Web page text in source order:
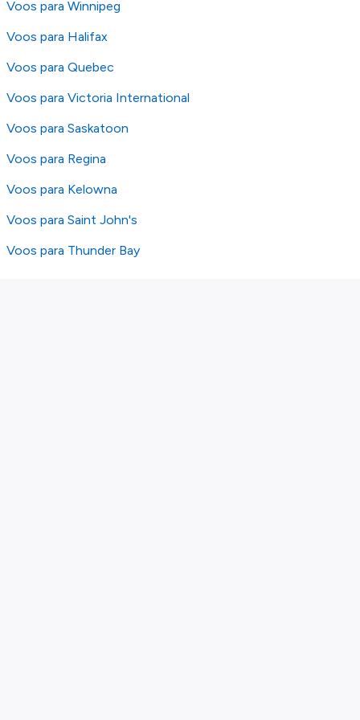
Voos para Winnipeg
Voos para Halifax
Voos para Quebec
Voos para Victoria International
Voos para Saskatoon
Voos para Regina
Voos para Kelowna
Voos para Saint John's
Voos para Thunder Bay